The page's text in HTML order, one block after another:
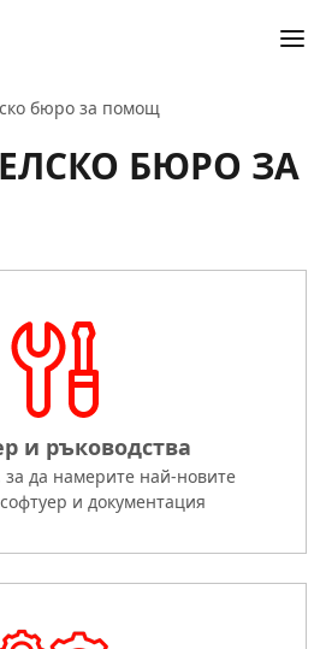
бюро за помощ
БЮРО ЗА
и ръководства
за да намерите най-новите
и документация